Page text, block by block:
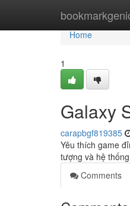
Home
Home
1
Galaxy
carapbgf819385
Yêu thích game
tượng và hệ thống
Comments